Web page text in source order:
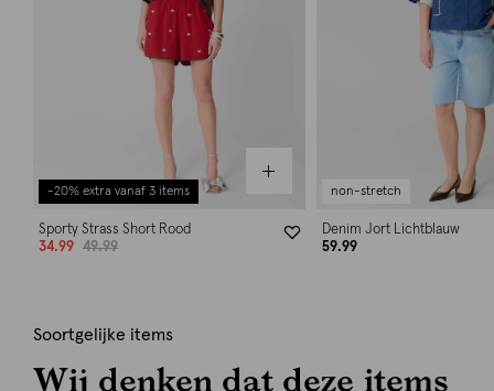
-20% extra vanaf 3 items
Sporty Strass Short Rood
34.99
49.99
non-stretch
Denim Jort Lichtblauw
59.99
Soortgelijke items
Wij denken dat deze items